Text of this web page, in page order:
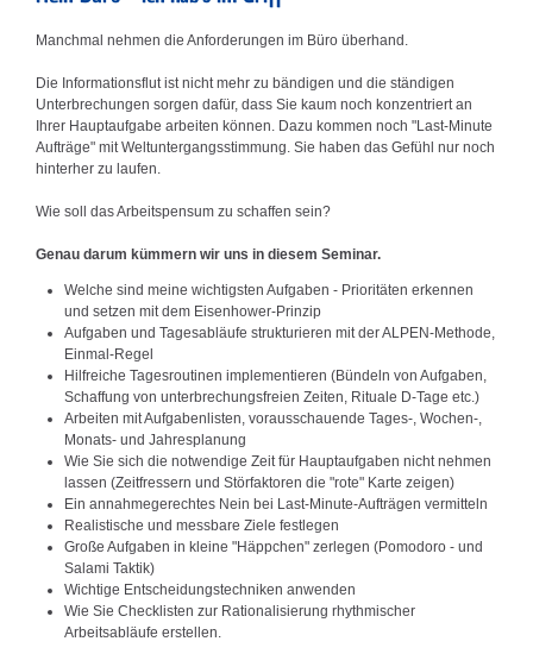
Manchmal nehmen die Anforderungen im Büro überhand.
Die Informationsflut ist nicht mehr zu bändigen und die ständigen
Unterbrechungen sorgen dafür, dass Sie kaum noch konzentriert an
Ihrer Hauptaufgabe arbeiten können. Dazu kommen noch "Last-Minute
Aufträge" mit Weltuntergangsstimmung. Sie haben das Gefühl nur noch
hinterher zu laufen.
Wie soll das Arbeitspensum zu schaffen sein?
Genau darum kümmern wir uns in diesem Seminar.
Welche sind meine wichtigsten Aufgaben - Prioritäten erkennen
und setzen mit dem Eisenhower-Prinzip
Aufgaben und Tagesabläufe strukturieren mit der ALPEN-Methode,
Einmal-Regel
Hilfreiche Tagesroutinen implementieren (Bündeln von Aufgaben,
Schaffung von unterbrechungsfreien Zeiten, Rituale D-Tage etc.)
Arbeiten mit Aufgabenlisten, vorausschauende Tages-, Wochen-,
Monats- und Jahresplanung
Wie Sie sich die notwendige Zeit für Hauptaufgaben nicht nehmen
lassen (Zeitfressern und Störfaktoren die "rote" Karte zeigen)
Ein annahmegerechtes Nein bei Last-Minute-Aufträgen vermitteln
Realistische und messbare Ziele festlegen
Große Aufgaben in kleine "Häppchen" zerlegen (Pomodoro - und
Salami Taktik)
Wichtige Entscheidungstechniken anwenden
Wie Sie Checklisten zur Rationalisierung rhythmischer
Arbeitsabläufe erstellen.